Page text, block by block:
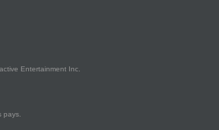
Entertainment Inc.
pays.